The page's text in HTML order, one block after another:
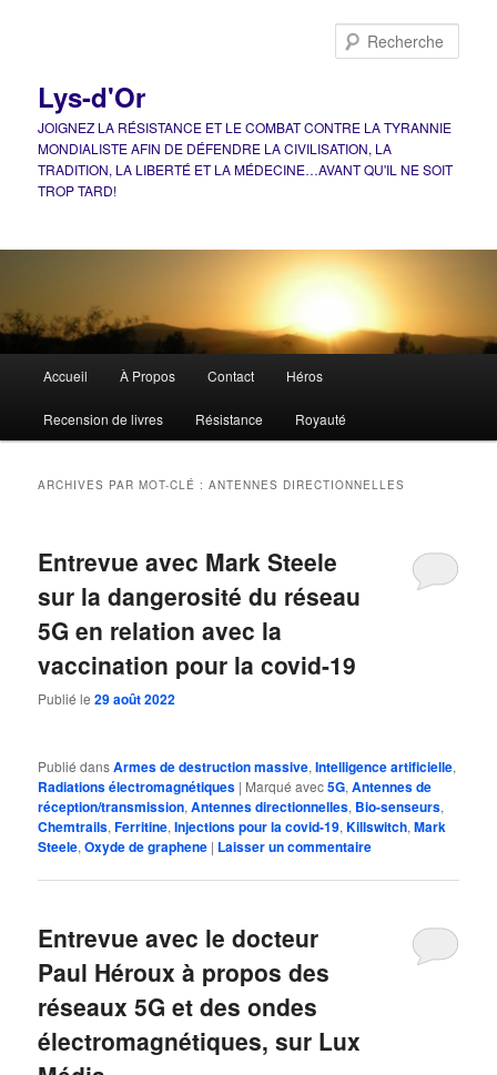
Lys-d'Or
JOIGNEZ LA RÉSISTANCE ET LE COMBAT CONTRE LA TYRANNIE
MONDIALISTE AFIN DE DÉFENDRE LA CIVILISATION, LA
TRADITION, LA LIBERTÉ ET LA MÉDECINE…AVANT QU'IL NE SOIT
TROP TARD!
principal
Accueil À Propos Contact Héros
Recension de livres Résistance Royauté
ARCHIVES PAR MOT-CLÉ :ANTENNES DIRECTIONNELLES
Entrevue avec Mark Steele
sur la dangerosité du réseau
5G en relation avec la
vaccination pour la covid-19
Publié le29 août 2022
Publié dansArmes de destruction massive,Intelligence artificielle,
Radiations électromagnétiques | Marqué avec5G,Antennes de
réception/transmission,Antennes directionnelles, Bio-senseurs,
Chemtrails,Ferritine,Injections pour la covid-19,Killswitch,Mark
Steele,Oxyde de graphene | Laisser un commentaire
Entrevue avec le docteur
Paul Héroux à propos des
réseaux 5G et des ondes
électromagnétiques, sur Lux